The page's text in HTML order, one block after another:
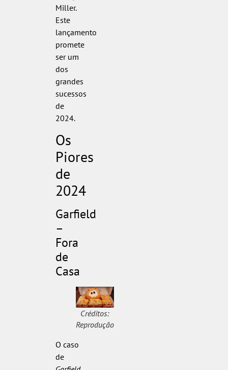
Miller.
Este
lançamento
promete
ser um
dos
grandes
sucessos
de
2024.
Os
Piores
de
2024
Garfield
–
Fora
de
Casa
Créditos:
Reprodução
O caso
de